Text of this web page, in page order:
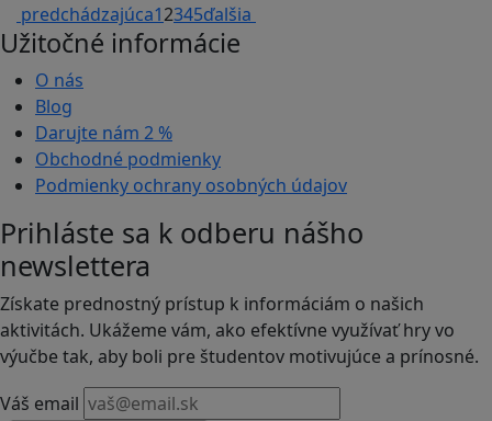
predchádzajúca12345ďalšia
Užitočné informácie
O nás
Blog
Darujte nám 2 %
Obchodné podmienky
Podmienky ochrany osobných údajov
Prihláste sa k odberu nášho
newslettera
Získate prednostný prístup k informáciám o našich
aktivitách. Ukážeme vám, ako efektívne využívať hry vo
výučbe tak, aby boli pre študentov motivujúce a prínosné.
Váš email